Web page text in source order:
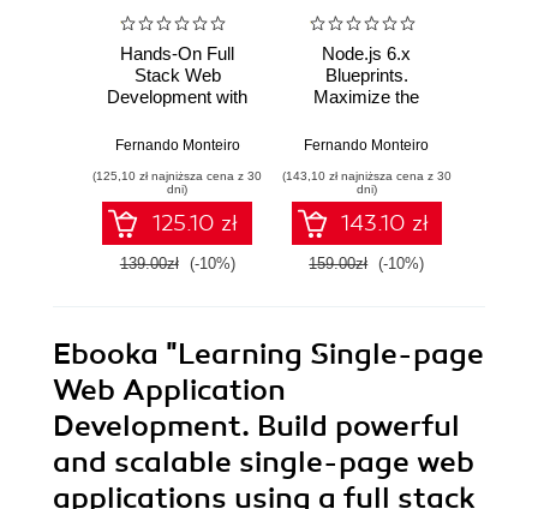
Hands-On Full
Stack Web
Development with
Laravel 5. Become
frontend and
backend web
development with
Docker, Angular
and Laravel
Fernando Monteiro
(125,10 zł najniższa cena z 30
dni)
125.10 zł
139.00zł (-10%)
Node.js 6.x
Blueprints.
Maximize the
with real-world
Fernando Monteiro
(143,10 zł najniższa cena z 30
dni)
143.10 zł
159.00zł (-10%)
Ebooka "Learning Single-page
Web Application
Development. Build powerful
and scalable single-page web
applications using a full stack